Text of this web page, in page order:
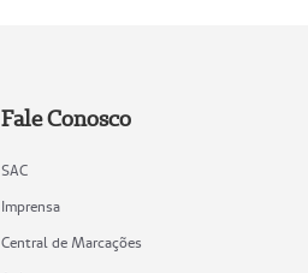
Fale Conosco
SAC
Imprensa
Central de Marcações